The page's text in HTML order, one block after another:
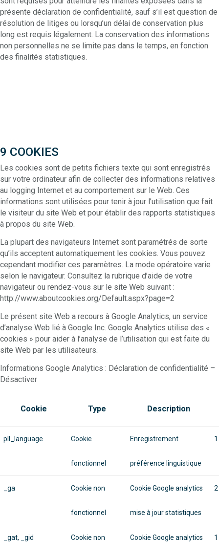
présente déclaration de confidentialité, sauf s’il est question de
résolution de litiges ou lorsqu’un délai de conservation plus
long est requis légalement. La conservation des informations
non personnelles ne se limite pas dans le temps, en fonction
des finalités statistiques.
9 COOKIES
Les cookies sont de petits fichiers texte qui sont enregistrés
sur votre ordinateur afin de collecter des informations relatives
au logging Internet et au comportement sur le Web. Ces
informations sont utilisées pour tenir à jour l’utilisation que fait
le visiteur du site Web et pour établir des rapports statistiques
à propos du site Web.
La plupart des navigateurs Internet sont paramétrés de sorte
qu’ils acceptent automatiquement les cookies. Vous pouvez
cependant modifier ces paramètres. La mode opératoire varie
selon le navigateur. Consultez la rubrique d’aide de votre
navigateur ou rendez-vous sur le site Web suivant :
http://www.aboutcookies.org/Default.aspx?page=2
Le présent site Web a recours à Google Analytics, un service
d’analyse Web lié à Google Inc. Google Analytics utilise des «
cookies » pour aider à l’analyse de l’utilisation qui est faite du
site Web par les utilisateurs.
Informations Google Analytics : Déclaration de confidentialité –
Désactiver
Cookie Type Description
pll_language Cookie
fonctionnel
Enregistrement
préférence linguistique
_ga Cookie non
fonctionnel
Cookie Google analytics
mise à jour statistiques
_gat, _gid Cookie non Cookie Google analytics